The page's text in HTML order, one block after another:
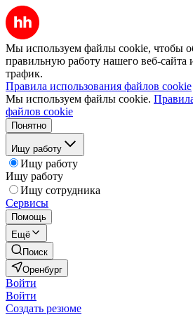
Мы используем файлы cookie, чтобы
правильную работу нашего веб-сайта
трафик.
Правила использования файлов cookie
Мы используем файлы cookie.
файлов cookie
Понятно
Ищу работу
Ищу работу
Ищу работу
Ищу сотрудника
Сервисы
Помощь
Ещё
Поиск
Оренбург
Войти
Войти
Создать резюме